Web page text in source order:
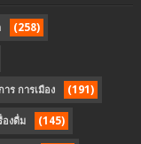
(258)
าร การเมือง (191)
องดื่ม (145)